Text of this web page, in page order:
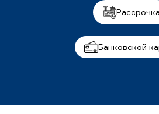
Рассрочка
Банковской